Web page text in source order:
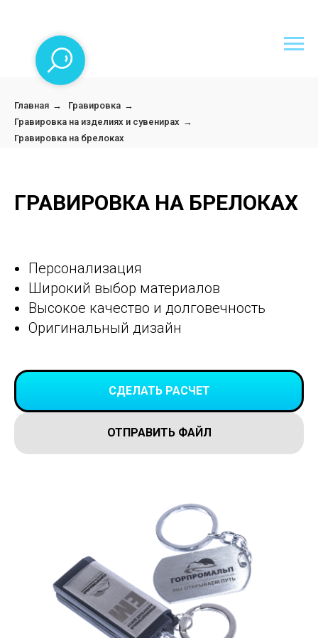
Главная → Гравировка →
Гравировка на изделиях и сувенирах →
Гравировка на брелоках
ГРАВИРОВКА НА БРЕЛОКАХ
Персонализация
Широкий выбор материалов
Высокое качество и долговечность
Оригинальный дизайн
СДЕЛАТЬ РАСЧЕТ
ОТПРАВИТЬ ФАЙЛ